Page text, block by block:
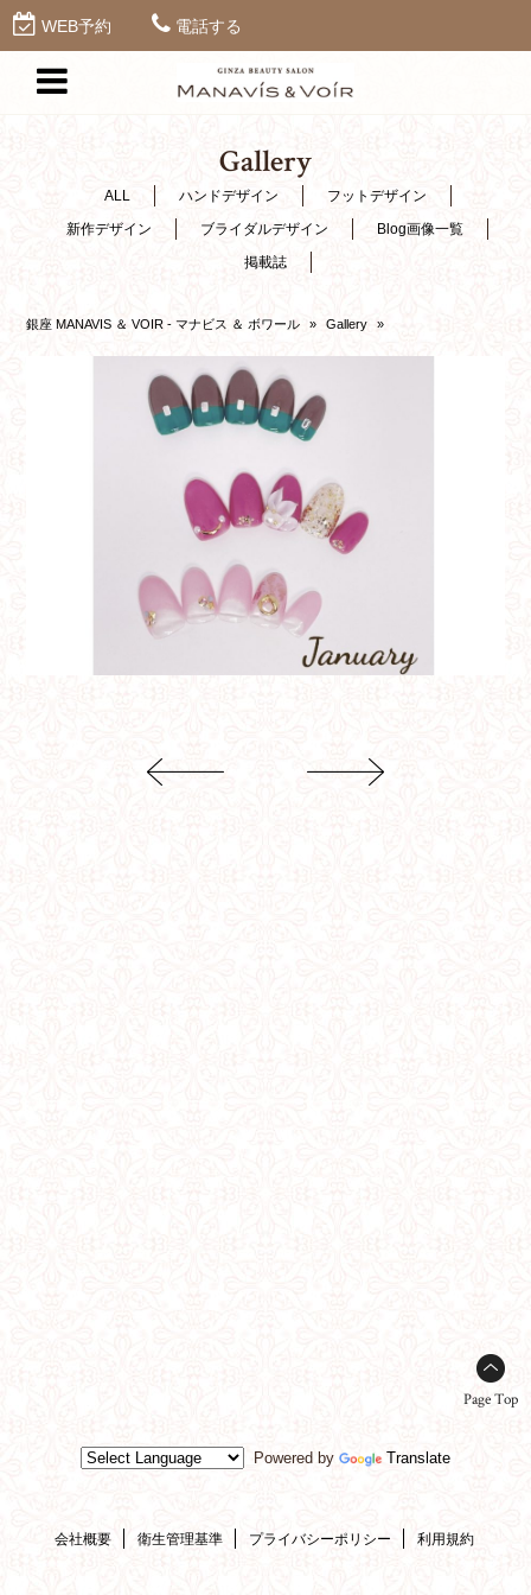
WEB予約 電話する
Gallery
ALL ハンドデザイン
フットデザイン
新作デザイン
ブライダルデザイン
Blog画像一覧
掲載誌
銀座 MANAVIS ＆ VOIR - マナビス ＆ ボワール » Gallery »
Page Top
Powered by Translate
会社概要 衛生管理基準 プライバシーポリシー 利用規約